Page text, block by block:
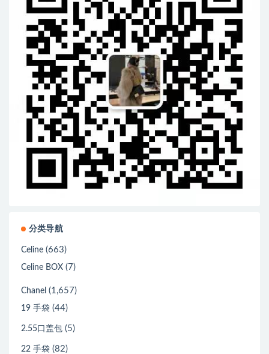
分类导航
Celine (663)
Celine BOX (7)
Chanel (1,657)
19 手袋 (44)
2.55口盖包 (5)
22 手袋 (82)